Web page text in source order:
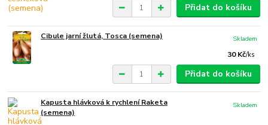
Přidat do košíku
Cibule jarní žlutá, Tosca (semena)
30 Kč/ks
Skladem
Přidat do košíku
Kapusta hlávková k rychlení Raketa
(semena)
Skladem